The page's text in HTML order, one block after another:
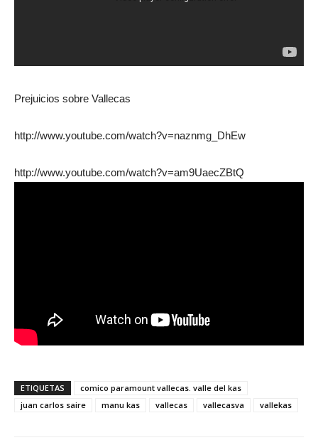
Prejuicios sobre Vallecas
http://www.youtube.com/watch?v=naznmg_DhEw
http://www.youtube.com/watch?v=am9UaecZBtQ
ETIQUETAS
comico paramount vallecas. valle del kas
juan carlos saire
manu kas vallecas vallecasva vallekas